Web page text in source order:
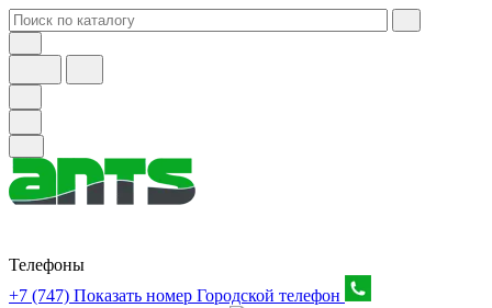
Телефоны
+7 (747) Показать номер Городской телефон